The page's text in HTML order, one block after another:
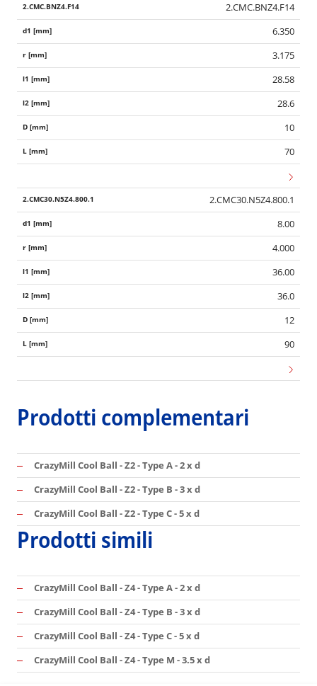
2.CMC.BNZ4.F14
6.350
3.175
28.58
28.6
10
70
2.CMC30.N5Z4.800.1
8.00
4.000
36.00
36.0
12
90
Prodotti complementari
CrazyMill Cool Ball - Z2 - Type A - 2 x d
CrazyMill Cool Ball - Z2 - Type B - 3 x d
CrazyMill Cool Ball - Z2 - Type C - 5 x d
Prodotti simili
CrazyMill Cool Ball - Z4 - Type A - 2 x d
CrazyMill Cool Ball - Z4 - Type B - 3 x d
CrazyMill Cool Ball - Z4 - Type C - 5 x d
CrazyMill Cool Ball - Z4 - Type M - 3.5 x d